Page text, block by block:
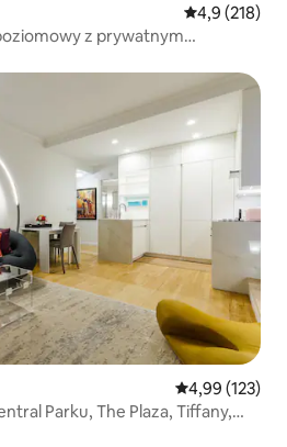
Średnia
4,9 (218)
z prywatnym
Wybór gości
Średnia
4,99 (123)
Parku, The Plaza, Tiffany,